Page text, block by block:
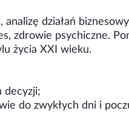
działań
zdrowie psychiczne.
życia XXI wieku.
decyzji;
do zwykłych dni i